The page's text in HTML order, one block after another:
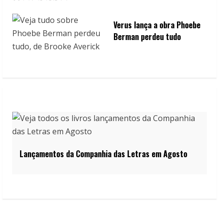
Verus lança a obra Phoebe
Berman perdeu tudo
Lançamentos da Companhia das Letras em Agosto